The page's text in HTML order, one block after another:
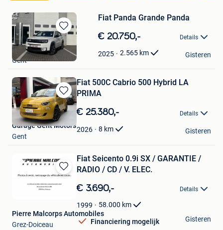
Bewaren
in
Mijn
Favorieten
Fiat Panda Grande Panda
€ 20.750,- Details
2025 2.565 km
Garage Gent Motors
Gent
Gisteren
Bewaren
in
Mijn
Favorieten
Fiat 500C Cabrio 500 Hybrid LA
PRIMA
€ 25.380,- Details
2026 8 km
Garage Gent Motors
Gent
Gisteren
Bewaren
in
Favorieten
Fiat Seicento 0.9i SX / GARANTIE /
RADIO / CD / V. ELEC.
€ 3.690,- Details
1999 58.000 km
Financiering mogelijk
Pierre Malcorps Automobiles
Grez-Doiceau
Gisteren